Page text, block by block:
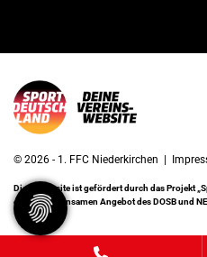
© 2026 - 1. FFC Niederkirchen |
Diese Website ist gefördert durch das Projekt
einem gemeinsamen Angebot des DOSB und